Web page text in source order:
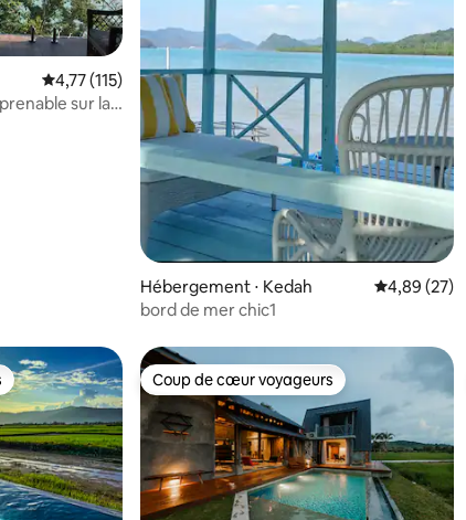
commentaires : 5 sur 5
Évaluation moyenne sur la base de 115 commentaires :
4,77 (115)
sur la
Hébergement ⋅ Kedah Évaluation
4,89 (27)
bord de mer chic1
Coup de cœur voyageurs
Coup de cœur voyageurs